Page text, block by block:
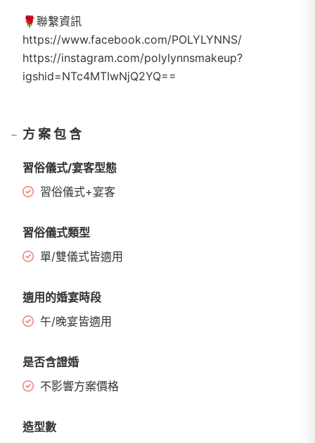
🌹聯繫資訊
https://www.facebook.com/POLYLYNNS/
https://instagram.com/polylynnsmakeup?
igshid=NTc4MTIwNjQ2YQ==
方案包含
習俗儀式/宴客型態
習俗儀式+宴客
習俗儀式類型
單/雙儀式皆適用
適用的婚宴時段
午/晚宴皆適用
是否含證婚
不影響方案價格
造型數